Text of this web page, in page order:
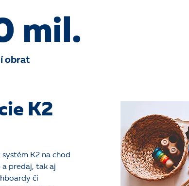
mil.
obrat
K2
K2 na chod
a predaj, tak aj
či